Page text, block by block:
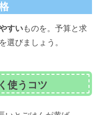
すいものを。予算と求
選びましょう。
使うコツ